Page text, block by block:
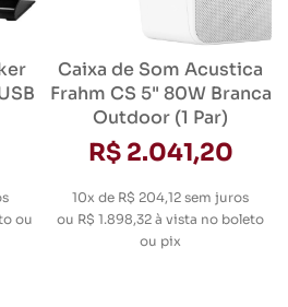
ou
Caixa de Som Acustica
Frahm CS 5" 80W Branca
Outdoor (1 Par)
R$ 2.041,20
10x de R$ 204,12 sem juros
ou R$ 1.898,32 à vista no boleto
ou pix